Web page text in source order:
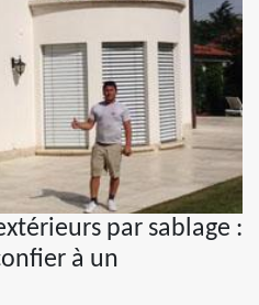
par sablage :
à un